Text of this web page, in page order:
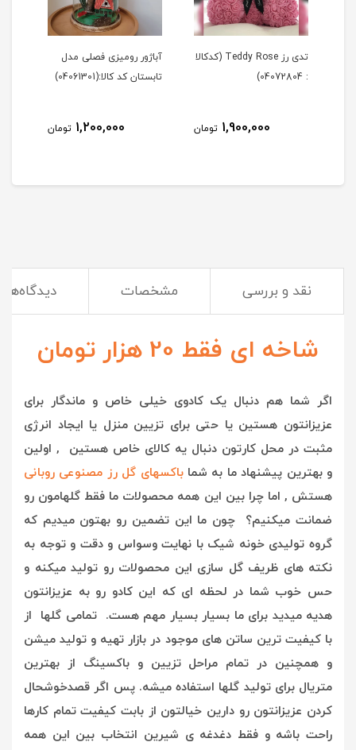
تدی رز Teddy Rose (کدکالا
: 04072804)
1,900,000 تومان
آباژور رومیزی فصلی مدل
تابستان کد کالا:(04061301)
1,200,000 تومان
نقد و بررسی مشخصات دیدگاه‌ها
شاخه ای فقط 20 هزار تومان
اگر شما هم دنبال یک کادوی خیلی خاص و ماندگار برای
عزیزانتون هستین یا حتی برای تزیین منزل یا ایجاد انرژی
مثبت در محل کارتون دنبال یه کالای خاص هستین , اولین
و بهترین پیشنهاد ما به شماباکسهای گل رز مصنوعی روبانی
هستش , اما چرا بین این همه محصولات ما فقط گلهامون رو
ضمانت میکنیم؟ چون ما این تضمین رو بهتون میدیم که
گروه تولیدی خونه شیک با نهایت وسواس و دقت و توجه به
نکته های ظریف گل سازی این محصولات رو تولید میکنه و
حس خوب شما در لحظه ای که این کادو رو به عزیزانتون
هدیه میدید برای ما بسیار بسیار مهم هست. تمامی گلها از
با کیفیت ترین ساتن های موجود در بازار تهیه و تولید میشن
و همچنین در تمام مراحل تزیین و باکسینگ از بهترین
متریال برای تولید گلها استفاده میشه. پس اگر قصدخوشحال
کردن عزیزانتون رو دارین خیالتون از بابت کیفیت تمام کارها
راحت باشه و فقط دغدغه ی شیرین انتخاب بین این همه